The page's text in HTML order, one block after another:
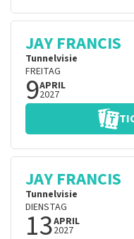
JAY FRANCIS
Tunnelvisie
FREITAG
9APRIL
2027
JAY FRANCIS
Tunnelvisie
DIENSTAG
13APRIL
2027